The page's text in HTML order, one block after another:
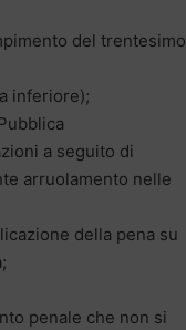
del trentesimo
inferiore);
a seguito di
arruolamento nelle
della pena su
penale che non si